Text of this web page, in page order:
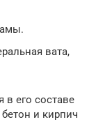
вата,
в его составе
и кирпич